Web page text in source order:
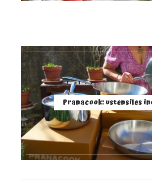
Pranacook: ustensiles